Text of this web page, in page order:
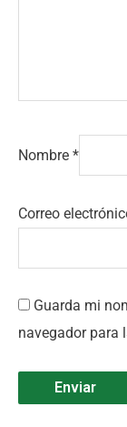
Nombre *
Correo
Guarda mi
navegador para